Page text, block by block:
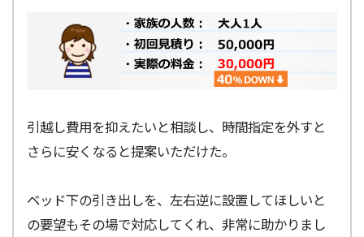
引越し費用を抑えたいと相談し、時間指定を外すと
さらに安くなると提案いただけた。
ベッド下の引き出しを、左右逆に設置してほしいと
の要望もその場で対応してくれ、非常に助かりまし